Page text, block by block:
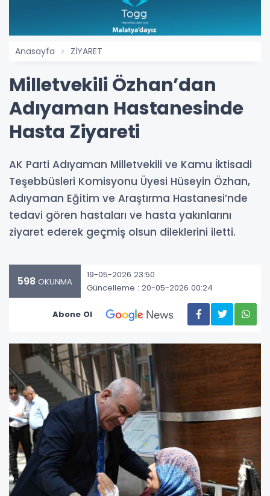
Anasayfa ZİYARET
Milletvekili Özhan’dan
Adıyaman Hastanesinde
Hasta Ziyareti
AK Parti Adıyaman Milletvekili ve Kamu İktisadi
Teşebbüsleri Komisyonu Üyesi Hüseyin Özhan,
Adıyaman Eğitim ve Araştırma Hastanesi’nde
tedavi gören hastaları ve hasta yakınlarını
ziyaret ederek geçmiş olsun dileklerini iletti.
598 OKUNMA
19-05-2026 23:50
Güncelleme : 20-05-2026 00:24
Abone Ol